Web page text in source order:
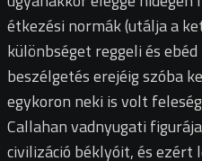
étkezési normák (utálja a
különbséget reggeli és
beszélgetés erejéig szóba
egykoron neki is volt
Callahan vadnyugati
civilizáció béklyóit, és ezért